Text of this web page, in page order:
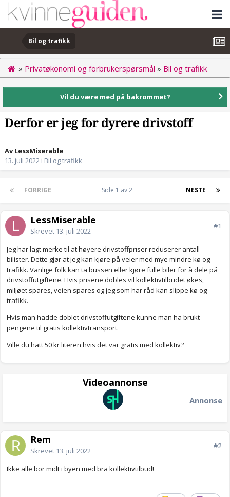
Bil og trafikk
» Privatøkonomi og forbrukerspørsmål » Bil og trafikk
Vil du være med på bakrommet?
Derfor er jeg for dyrere drivstoff
Av LessMiserable
13. juli 2022 i Bil og trafikk
FORRIGE NESTE
Side 1 av 2
LessMiserable
Skrevet 13. juli 2022
#1
Jeg har lagt merke til at høyere drivstoffpriser reduserer antall
bilister. Dette gjør at jeg kan kjøre på veier med mye mindre kø og
trafikk. Vanlige folk kan ta bussen eller kjøre fulle biler for å dele på
drivstoffutgiftene. Hvis prisene dobles vil kollektivtilbudet økes,
miljøet spares, veien spares og jeg som har råd kan slippe kø og
trafikk.
Hvis man hadde doblet drivstoffutgiftene kunne man ha brukt
pengene til gratis kollektivtransport.
Ville du hatt 50 kr literen hvis det var gratis med kollektiv?
Videoannonse
Annonse
Rem
Skrevet 13. juli 2022
#2
Ikke alle bor midt i byen med bra kollektivtilbud!